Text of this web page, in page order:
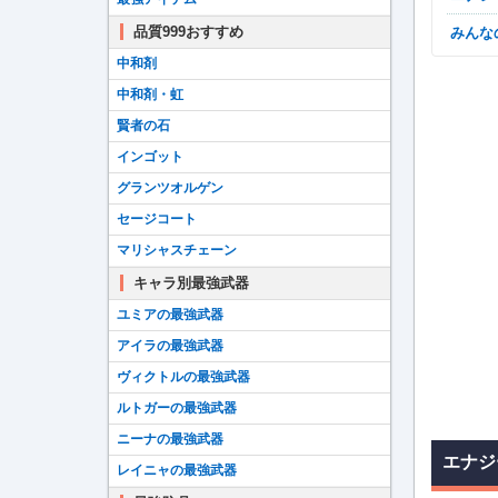
みん
エナ
品質999おすすめ
中和剤
中和剤・虹
賢者の石
インゴット
グランツオルゲン
セージコート
マリシャスチェーン
キャラ別最強武器
ユミアの最強武器
アイラの最強武器
ヴィクトルの最強武器
ルトガーの最強武器
ニーナの最強武器
レイニャの最強武器